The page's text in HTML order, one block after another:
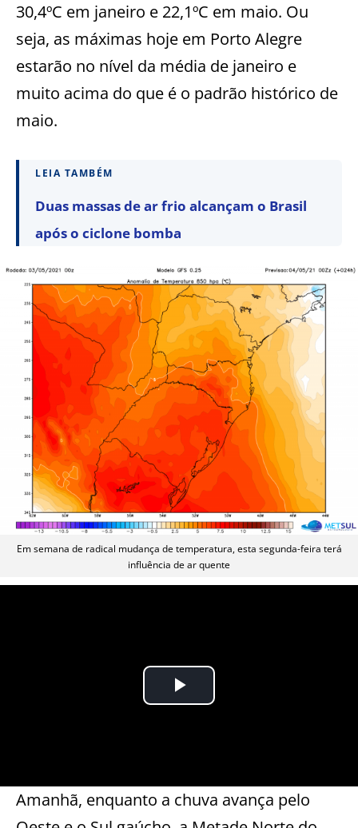
30,4ºC em janeiro e 22,1ºC em maio. Ou
seja, as máximas hoje em Porto Alegre
estarão no nível da média de janeiro e
muito acima do que é o padrão histórico de
maio.
LEIA TAMBÉM
Duas massas de ar frio alcançam o Brasil
após o ciclone bomba
Em semana de radical mudança de temperatura, esta segunda-feira terá
influência de ar quente
Amanhã, enquanto a chuva avança pelo